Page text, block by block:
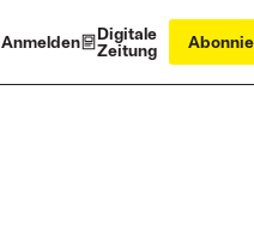
Anmelden
Digitale
Zeitung